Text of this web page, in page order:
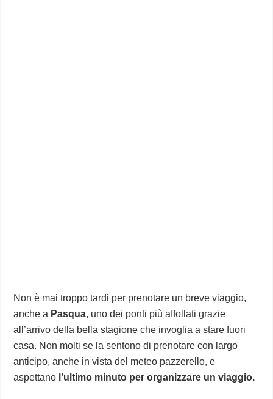
Non è mai troppo tardi per prenotare un breve viaggio,
anche a Pasqua, uno dei ponti più affollati grazie
all’arrivo della bella stagione che invoglia a stare fuori
casa. Non molti se la sentono di prenotare con largo
anticipo, anche in vista del meteo pazzerello, e
aspettano l’ultimo minuto per organizzare un viaggio.